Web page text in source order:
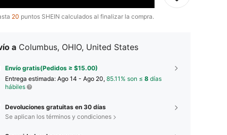
20 puntos SHEIN calculados al finalizar la compra.
a Columbus, OHIO, United States
Envío gratis(Pedidos ≥ $15.00)
Entrega estimada: Ago 14 - Ago 20, 85.11% son ≤ 8 días
hábiles
Devoluciones gratuitas en 30 días
Se aplican los términos y condiciones